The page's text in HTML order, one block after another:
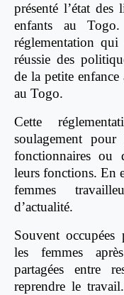
présenté l’état des
enfants au
réglementation
réussie des
de la petite
au Togo.
Cette
soulagement
fonctionnaires ou
leurs fonctions. En
femmes
d’actualité.
Souvent occupées
les femmes
partagées entre
reprendre le